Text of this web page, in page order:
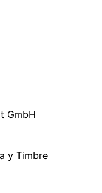
GmbH
y Timbre